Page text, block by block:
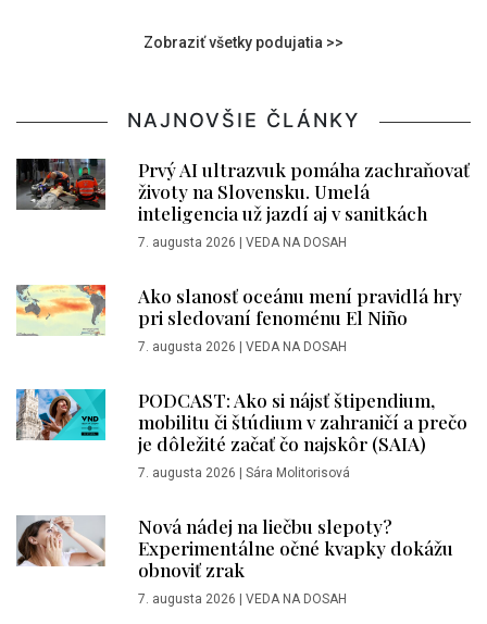
Zobraziť všetky podujatia >>
NAJNOVŠIE ČLÁNKY
Prvý AI ultrazvuk pomáha zachraňovať
životy na Slovensku. Umelá
inteligencia už jazdí aj v sanitkách
7. augusta 2026 VEDA NA DOSAH
Ako slanosť oceánu mení pravidlá hry
pri sledovaní fenoménu El Niño
7. augusta 2026 VEDA NA DOSAH
PODCAST: Ako si nájsť štipendium,
mobilitu či štúdium v zahraničí a prečo
je dôležité začať čo najskôr (SAIA)
7. augusta 2026 Sára Molitorisová
Nová nádej na liečbu slepoty?
Experimentálne očné kvapky dokážu
obnoviť zrak
7. augusta 2026 VEDA NA DOSAH